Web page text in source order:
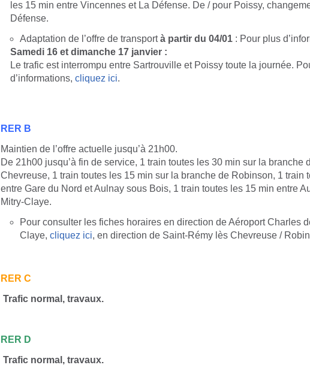
les 15 min entre Vincennes et La Défense. De / pour Poissy,
Défense.
Adaptation de l’offre de transportà partir du 04/01 : Pour plus
Samedi 16 et dimanche 17 janvier :
Le trafic est interrompu entre Sartrouville et Poissy toute la journée.
d’informations, cliquez ici.
RER B
Maintien de l’offre actuelle jusqu’à 21h00.
De 21h00 jusqu’à fin de service, 1 train toutes les 30 min sur la branche
Chevreuse, 1 train toutes les 15 min sur la branche de Robinson, 1 train
entre Gare du Nord et Aulnay sous Bois, 1 train toutes les 15 min entre
Mitry-Claye.
Pour consulter les fiches horaires en direction de Aéroport Charles
Claye, cliquez ici, en direction de Saint-Rémy lès Chevreuse /
RER C
Trafic normal, travaux.
RER D
Trafic normal, travaux.